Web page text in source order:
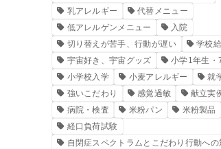
乳アレルギー
代替メニュー
低アレルゲンメニュー
入院
切り替えが苦手、行動が遅い
学校
宇宙好き、宇宙グッズ
小学1年生・
小学校入学
小麦アレルギー
就
強いこだわり
感覚過敏
献立実
病院・検査
米粉パン
米粉製品
経口負荷試験
自閉症スペクトラムとこだわり行動への